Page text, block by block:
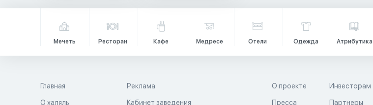
Мечеть Ресторан Кафе Медресе Отели Одежда Атрибутика
Главная
О халяль
Реклама
Кабинет заведения
О проекте
Пресса
Инвесторам
Партнеры